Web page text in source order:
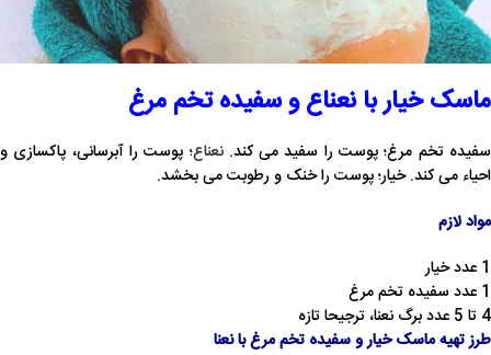
ماسک خیار با نعناع و سفیده تخم مرغ
سفیده تخم مرغ؛ پوست را سفید می کند.نعناع؛ پوست را آبرسانی، پاکسازی و
احیاء می کند. خیار؛ پوست را خنک و رطوبت می بخشد.
مواد لازم
1 عدد خیار
1 عدد سفیده تخم مرغ
4 تا 5 عدد برگ نعنا، ترجیحا تازه
طرز تهیه ماسک خیار و سفیده تخم مرغ با نعنا